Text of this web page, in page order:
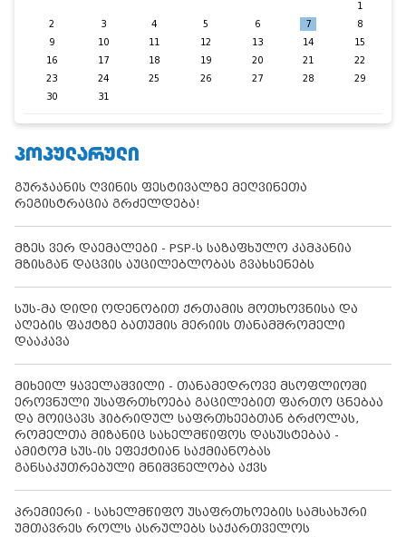
1
2
3 4 5 6 7
8
9
10 11 12 13 14
15
16
17 18 19 20 21
22
23
24 25 26 27 28
29
30
31
ᲞᲝᲞᲣᲚᲐᲠᲣᲚᲘ
გურჯაანის ღვინის ფესტივალზე მეღვინეთა
რეგისტრაცია გრძელდება!
მზეს ვერ დაემალები - PSP-ს საზაფხულო კამპანია
მზისგან დაცვის აუცილებლობას გვახსენებს
სუს-მა დიდი ოდენობით ქრთამის მოთხოვნისა და
აღების ფაქტზე ბათუმის მერიის თანამშრომელი
დააკავა
მიხეილ ყაველაშვილი - თანამედროვე მსოფლიოში
ეროვნული უსაფრთხოება გაცილებით ფართო ცნებაა
და მოიცავს ჰიბრიდულ საფრთხეებთან ბრძოლას,
რომელთა მიზანიც სახელმწიფოს დასუსტებაა -
ამიტომ სუს-ის ეფექტიან საქმიანობას
განსაკუთრებული მნიშვნელობა აქვს
პრემიერი - სახელმწიფო უსაფრთხოების სამსახური
უმთავრეს როლს ასრულებს საქართველოს